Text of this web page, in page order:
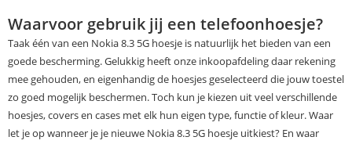
Waarvoor gebruik jij een telefoonhoesje?
Taak één van een Nokia 8.3 5G hoesje is natuurlijk het bieden van een
goede bescherming. Gelukkig heeft onze inkoopafdeling daar rekening
mee gehouden, en eigenhandig de hoesjes geselecteerd die jouw toestel
zo goed mogelijk beschermen. Toch kun je kiezen uit veel verschillende
hoesjes, covers en cases met elk hun eigen type, functie of kleur. Waar
let je op wanneer je je nieuwe Nokia 8.3 5G hoesje uitkiest? En waar